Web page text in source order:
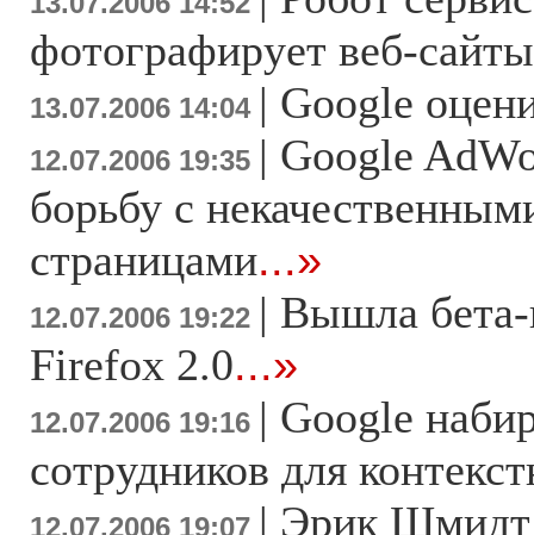
фотографирует веб-сайты
13.07.2006 14:04 | Google
12.07.2006 19:35 | Google
борьбу с
страницами...»
12.07.2006 19:22 | Вышла бета-
Firefox 2.0...»
12.07.2006 19:16 | Google
сотрудников для
12.07.2006 19:07 | Эрик